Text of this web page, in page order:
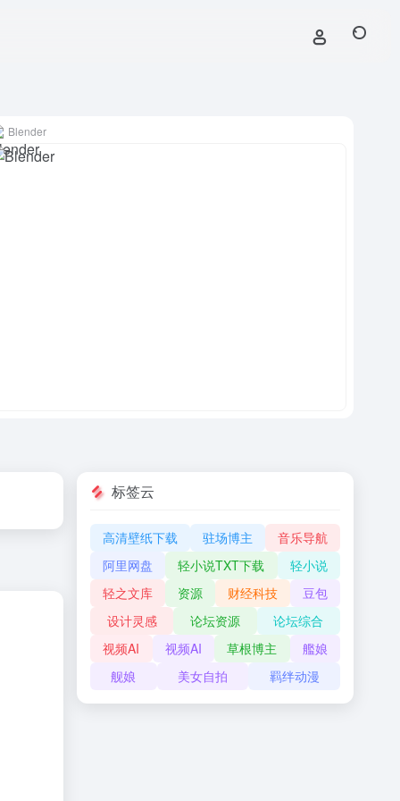
Blender
标签云
高清壁纸下载 驻场博主
音乐导航
阿里网盘
轻小说TXT下载
轻小说
轻之文库
资源 财经科技
豆包
设计灵感
论坛资源
论坛综合
视频AI
视频AI 草根博主
艦娘
舰娘
美女自拍 羁绊动漫